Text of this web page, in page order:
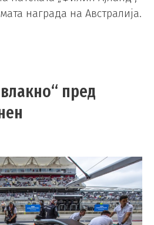
награда на Австралија.
пред